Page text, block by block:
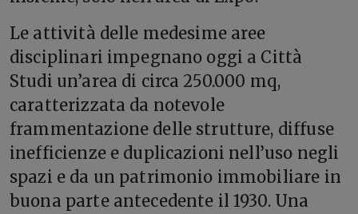
Le attività delle medesime aree
disciplinari impegnano oggi a Città
Studi un’area di circa 250.000 mq,
caratterizzata da notevole
frammentazione delle strutture, diffuse
inefficienze e duplicazioni nell’uso negli
spazi e da un patrimonio immobiliare in
buona parte antecedente il 1930. Una